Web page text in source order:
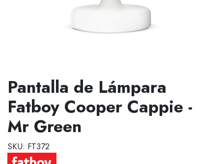
Pantalla de Lámpara
Fatboy Cooper Cappie -
Mr Green
SKU: FT372